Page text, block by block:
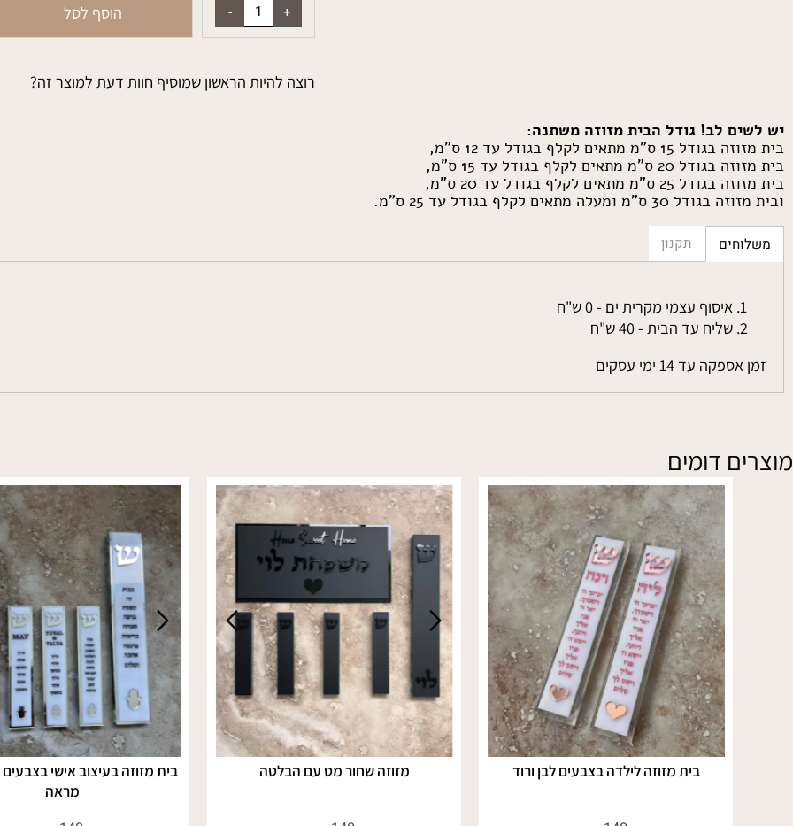
הוסף לסל
לב! גודל הבית מזוזה משתנה:
מתאים לקלף בגודל עד 12 ס"מ,
מתאים לקלף בגודל עד 15 ס"מ,
מתאים לקלף בגודל עד 20 ס"מ,
ומעלה מתאים לקלף בגודל עד 25 ס"מ.
שליח עד הבית - 40 ש"ח